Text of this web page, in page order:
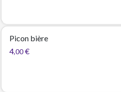
Picon bière
4,00 €